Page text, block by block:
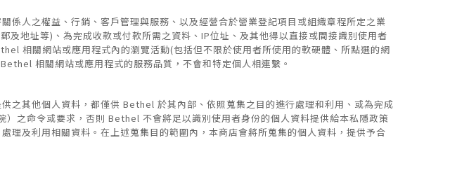
人之權益、行銷、客戶管理與服務、以及經營合於營業登記項目或組織章程所定之業
地址等)、為完成收款或付款所需之資料、IP位址、及其他得以直接或間接識別使用者
相關網站或應用程式內的瀏覽活動(包括但不限於使用者所使用的軟硬體、所點選的網
相關網站或應用程式的服務品質，不會和特定個人相連繫。
之其他個人資料，都僅供 Bethel 於其內部、依照蒐集之目的進行處理和利用、或為完成
之命令或要求，否則 Bethel 不會將足以識別使用者身份的個人資料提供給本私隱政策
及利用相關資料。在上述蒐集目的範圍內，本商店會將所蒐集的個人資料，提供予合